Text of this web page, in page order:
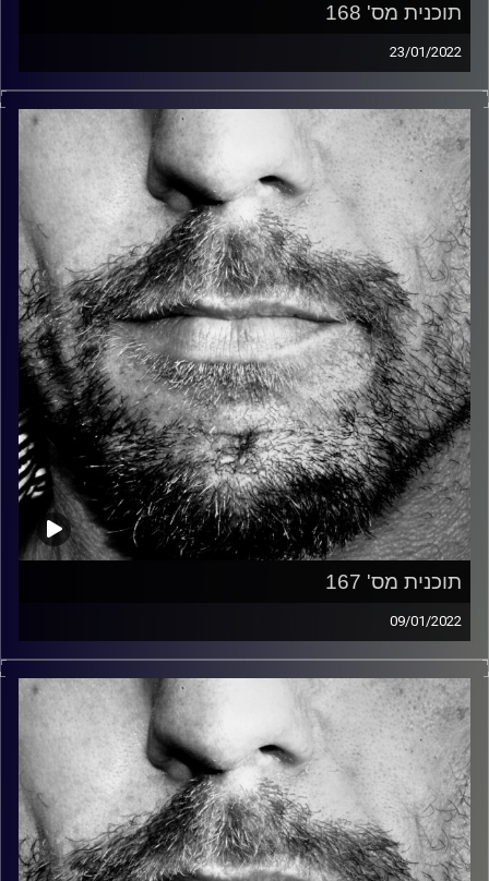
תוכנית מס' 168
23/01/2022
זיפים, מוזיקה מחוספסת של הופעות חיות. הרבה ג'אם, רוק,
בלוז, bluegrass, ג'אז, Fאנק, פרוגרסיב ואפילו אלקטרוניקה.
כל מה שחי, אמיתי ונושם.
עם שמוליק רגב.
קרדיט תמונות: David Goehring
תוכנית מס' 167
09/01/2022
זיפים, מוזיקה מחוספסת של הופעות חיות. הרבה ג'אם, רוק,
בלוז, bluegrass, ג'אז, Fאנק, פרוגרסיב ואפילו אלקטרוניקה.
כל מה שחי, אמיתי ונושם.
עם שמוליק רגב.
קרדיט תמונות: David Goehring